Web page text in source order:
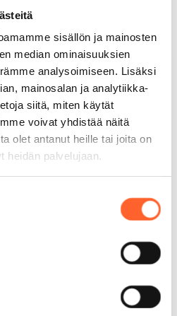
sisällön ja mainosten
median ominaisuuksien
analysoimiseen. Lisäksi
mainosalan ja analytiikka-
siitä, miten käytät
voivat yhdistää näitä
olet antanut heille tai joita on
heidän palvelujaan.
käyttöön
leveä. Saadaan